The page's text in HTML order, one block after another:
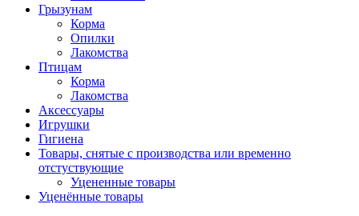
Грызунам
Корма
Опилки
Лакомства
Птицам
Корма
Лакомства
Аксессуары
Игрушки
Гигиена
Товары, снятые с производства или временно
отстуствующие
Уцененные товары
Уценённые товары